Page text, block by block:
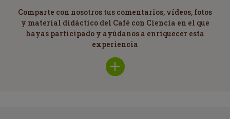
Comparte con nosotros tus comentarios, vídeos, fotos
y material didáctico del Café con Ciencia en el que
hayas participado y ayúdanos a enriquecer esta
experiencia